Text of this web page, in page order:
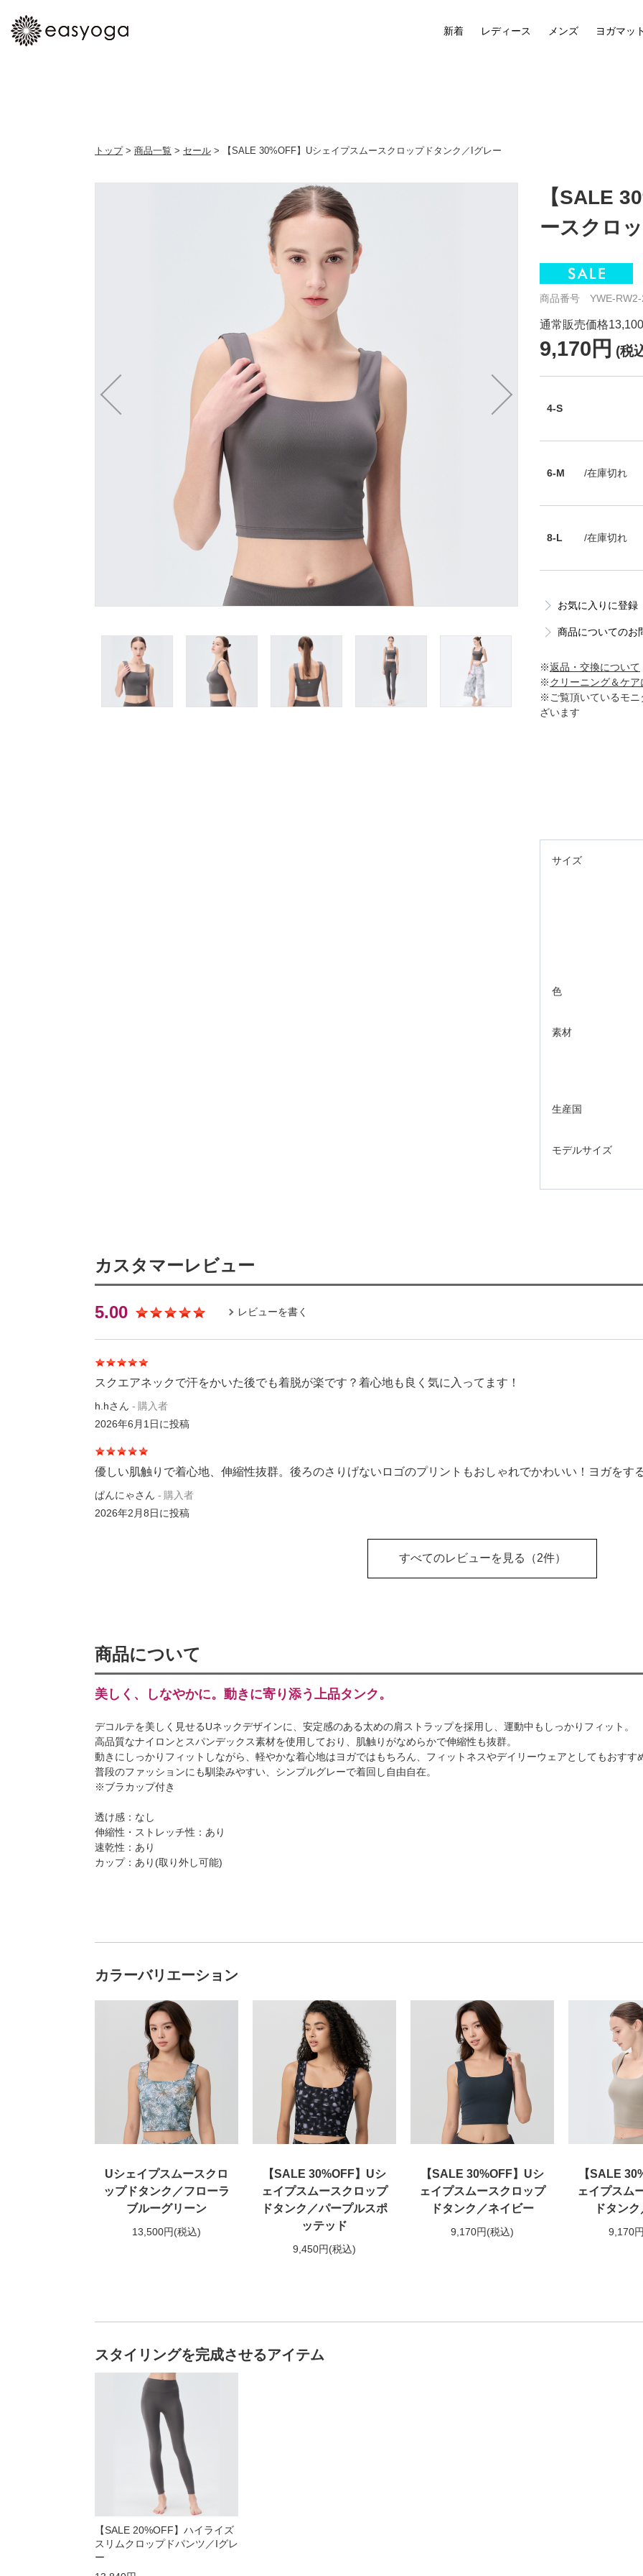
新着 レディース メンズ ヨガマッ
トップ> 商品一覧 > セール > 【SALE 30%OFF】Uシェイプスムースクロップドタンク／Iグレー
【SALE
ースクロ
商品番号 YWE-RW2-
通常販売価格
9,170円 (税
4-S
6-M /在庫切れ
8-L /在庫切れ
お気に入りに登録
商品についてのお
※返品・交換について
※クリーニング＆ケア
※ご覧頂いているモニ
ざいます
サイズ
色
素材
生産国
モデルサイズ
カスタマーレビュー
5.00 レビューを書く
スクエアネックで汗をかいた後でも着脱が楽です？着心地も良く気に入ってます！
h.hさん
購入者
2026年6月1日に投稿
優しい肌触りで着心地、伸縮性抜群。後ろのさりげないロゴのプリントもおしゃれでかわいい！ヨガをす
ぱんにゃさん
購入者
2026年2月8日に投稿
すべてのレビューを見る （2件）
商品について
美しく、しなやかに。動きに寄り添う上品タンク。
デコルテを美しく見せるUネックデザインに、安定感のある太めの肩ストラップを採用し、運動中もしっかりフィット。
高品質なナイロンとスパンデックス素材を使用しており、肌触りがなめらかで伸縮性も抜群。
動きにしっかりフィットしながら、軽やかな着心地はヨガではもちろん、フィットネスやデイリーウェアとしてもおすす
普段のファッションにも馴染みやすい、シンプルグレーで着回し自由自在。
※ブラカップ付き
透け感：なし
伸縮性・ストレッチ性：あり
速乾性：あり
カップ：あり(取り外し可能)
カラーバリエーション
Uシェイプスムースクロ
ップドタンク／フローラ
ブルーグリーン
13,500円(税込)
【SALE 30%OFF】Uシ
ェイプスムースクロップ
ドタンク／パープルスポ
ッテッド
9,450円(税込)
【SALE 30%OFF】Uシ
ェイプスムースクロップ
ドタンク／ネイビー
9,170円(税込)
【SALE
ェイプスム
ドタン
9,170
スタイリングを完成させるアイテム
【SALE 20%OFF】ハイライズ
スリムクロップドパンツ／Iグレ
ー